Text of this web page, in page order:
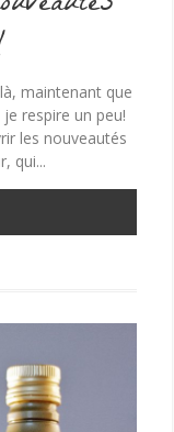
maintenant que
respire un peu!
les nouveautés
qui...